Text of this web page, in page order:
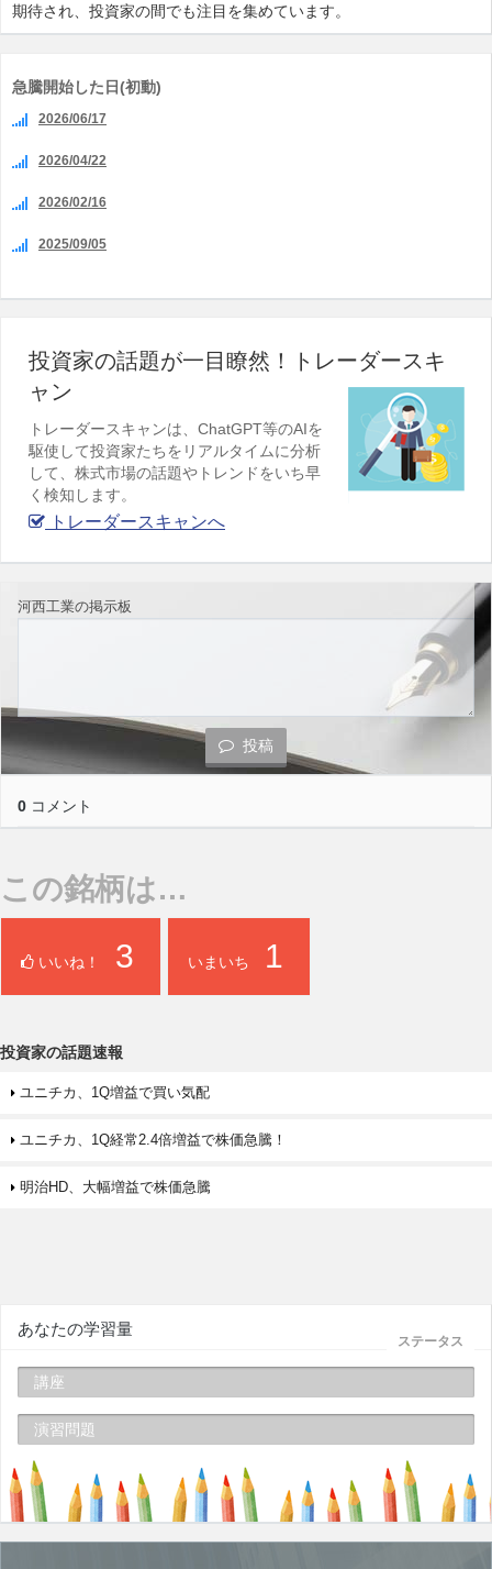
期待され、投資家の間でも注目を集めています。
急騰開始した日(初動)
2026/06/17
2026/04/22
2026/02/16
2025/09/05
投資家の話題が一目瞭然！トレーダースキ
ャン
トレーダースキャンは、ChatGPT等のAIを
駆使して投資家たちをリアルタイムに分析
して、株式市場の話題やトレンドをいち早
く検知します。
トレーダースキャンへ
河西工業の掲示板
投稿
0 コメント
この銘柄は…
いいね！ 3 いまいち 1
投資家の話題速報
ユニチカ、1Q増益で買い気配
ユニチカ、1Q経常2.4倍増益で株価急騰！
明治HD、大幅増益で株価急騰
ステータス
あなたの学習量
講座
演習問題